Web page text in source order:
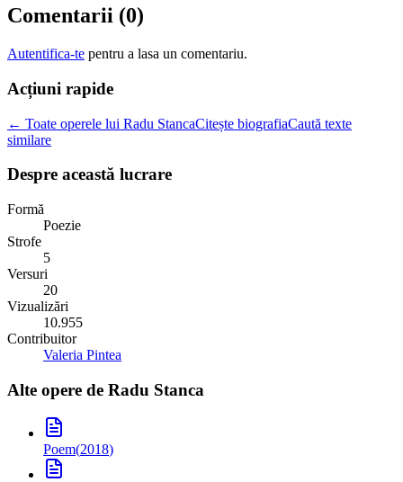
Comentarii (0)
Autentifica-te pentru a lasa un comentariu.
Acțiuni rapide
← Toate operele lui Radu StancaCitește biografiaCaută texte
similare
Despre această lucrare
Formă
Poezie
Strofe
5
Versuri
20
Vizualizări
10.955
Contribuitor
Valeria Pintea
Alte opere de Radu Stanca
Poem(2018)